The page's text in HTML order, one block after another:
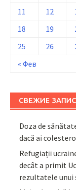
« Фев
11
12
18
19
25
26
СВЕЖИЕ
Doza de
dacă ai
Refugiații
decât a primit
rezultatele unui